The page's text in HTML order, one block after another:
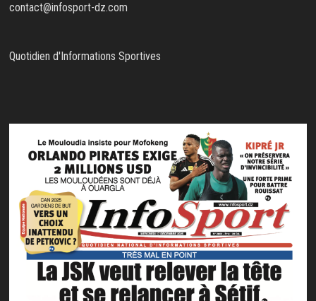
contact@infosport-dz.com
Quotidien d'Informations Sportives